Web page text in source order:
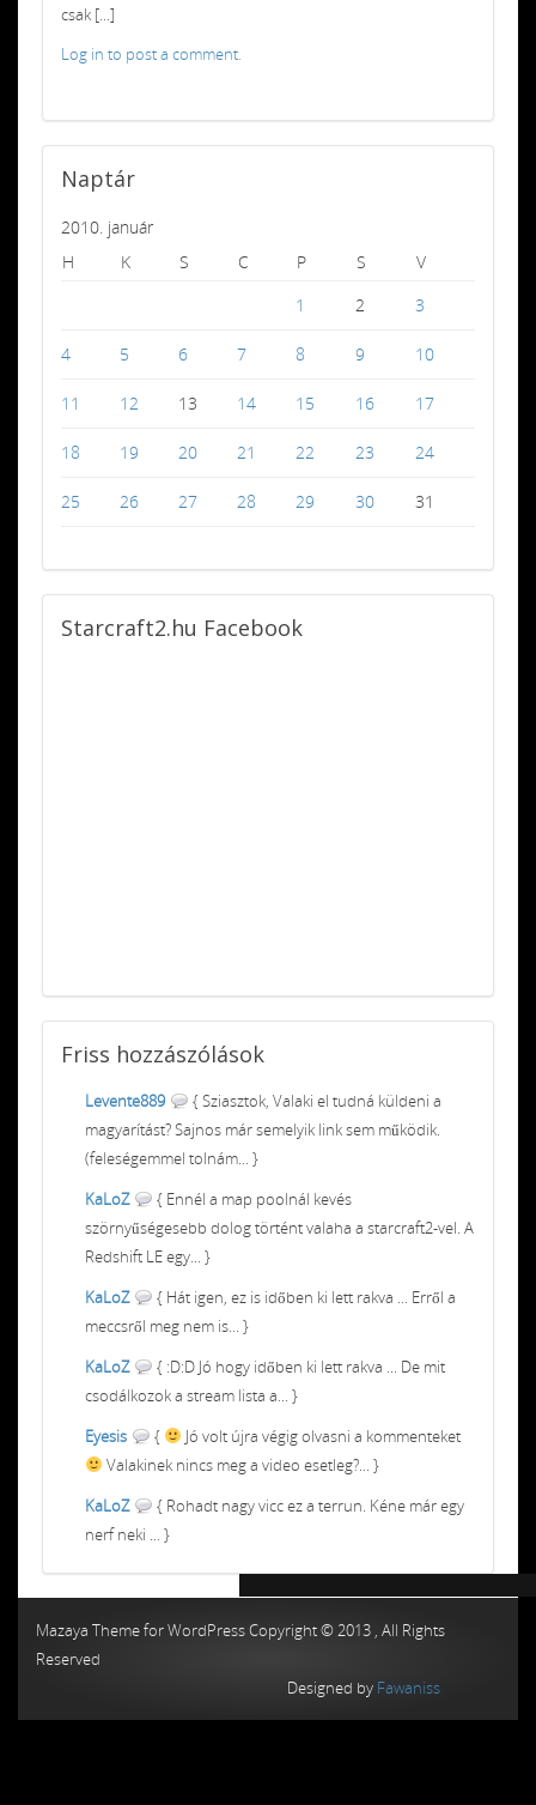
csak [...]
Log in to post a comment.
Naptár
2010. január
H
K S C P S
V
1
2 3
4 5 6 7 8 9 10
11 12 13 14 15 16 17
18 19 20 21 22 23 24
25 26 27 28 29 30 31
Starcraft2.hu Facebook
Friss hozzászólások
Levente889
{ Sziasztok, Valaki el tudná küldeni a
magyarítást? Sajnos már semelyik link sem működik.
(feleségemmel tolnám... }
KaLoZ
{ Ennél a map poolnál kevés
szörnyűségesebb dolog történt valaha a starcraft2-vel. A
Redshift LE egy... }
KaLoZ
{ Hát igen, ez is időben ki lett rakva ... Erről a
meccsről meg nem is... }
KaLoZ
{ :D:D Jó hogy időben ki lett rakva ... De mit
csodálkozok a stream lista a... }
Eyesis
{
Jó volt újra végig olvasni a kommenteket
Valakinek nincs meg a video esetleg?... }
KaLoZ
{ Rohadt nagy vicc ez a terrun. Kéne már egy
nerf neki ... }
Mazaya Theme for WordPress Copyright © 2013 , All Rights
Reserved
Designed by Fawaniss